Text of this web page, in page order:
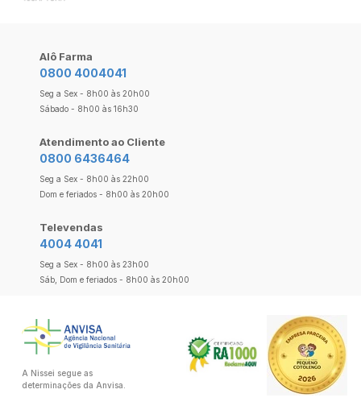
Alô Farma
0800 4004041
Seg a Sex - 8h00 às 20h00
Sábado - 8h00 às 16h30
Atendimento ao Cliente
0800 6436464
Seg a Sex - 8h00 às 22h00
Dom e feriados - 8h00 às 20h00
Televendas
4004 4041
Seg a Sex - 8h00 às 23h00
Sáb, Dom e feriados - 8h00 às 20h00
A Nissei segue as
determinações da Anvisa.